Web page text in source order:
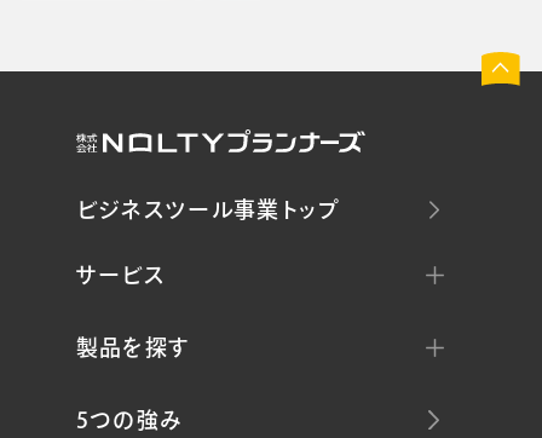
ビジネスツール事業トップ
サービス
製品を探す
5つの強み